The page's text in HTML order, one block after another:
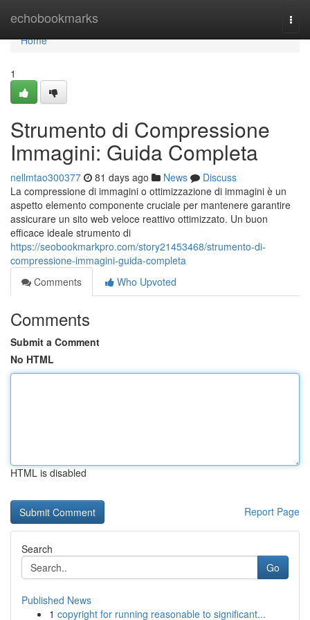
echobookmarks
Home
Home
1
Strumento di Compressione
Immagini: Guida Completa
nellmtao300377 81 days ago News
Discuss
La compressione di immagini o ottimizzazione di immagini è un
aspetto elemento componente cruciale per mantenere garantire
assicurare un sito web veloce reattivo ottimizzato. Un buon
efficace ideale strumento di
https://seobookmarkpro.com/story21453468/strumento-di-
compressione-immagini-guida-completa
Comments
Who Upvoted
Comments
Submit a Comment
No HTML
HTML is disabled
Report Page
Search
Go
Published News
1 copyright for running reasonable to significant...